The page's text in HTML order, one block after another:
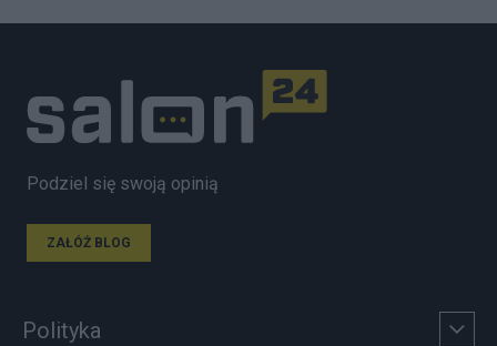
Podziel się swoją opinią
ZAŁÓŻ BLOG
Polityka